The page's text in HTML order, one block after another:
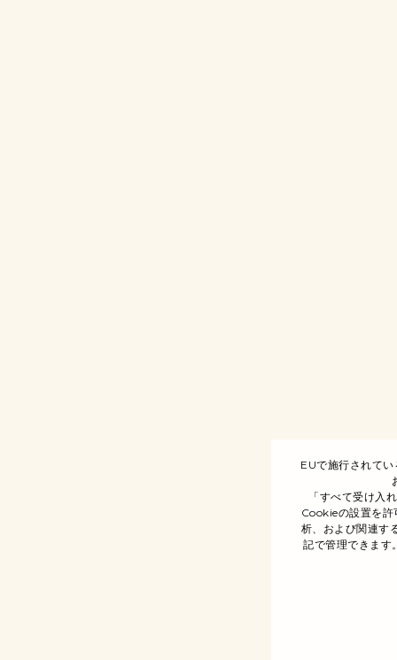
EUで施行されて
「すべて受け入
Cookieの設置を許
析、および関連す
記で管理できます